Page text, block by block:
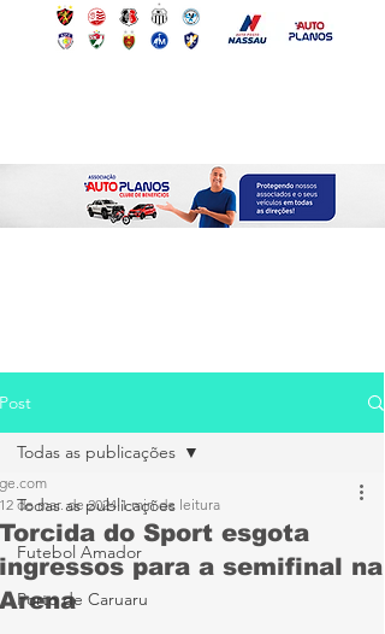
Post
Todas as publicações
Futebol Amador
Porto de Caruaru
Todas as publicações
Torcida do Sport esgota
ingressos para a semifinal na
Arena
ge.com
12 de mar. de 2024 1 min de leitura